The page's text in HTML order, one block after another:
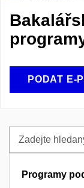
PODAT E-
hledaný
Programy